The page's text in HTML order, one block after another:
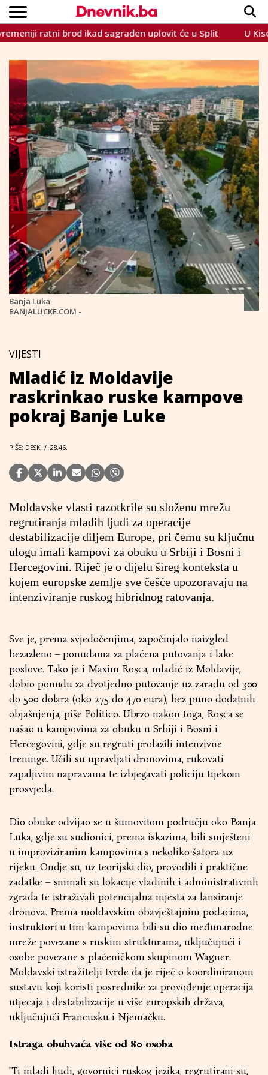
VIJESTI
SPORT
INTERVIEW
TEME
CRNA KRONIKA
LIFESTYLE
Copyright © Dnevnik.ba 2023.
ratni brod ikad sagrađen uplovit će u Split U Kiseljaku
Banja Luka
BANJALUCKE.COM -
VIJESTI
Mladić iz Moldavije
raskrinkao ruske kampove
pokraj Banje Luke
PIŠE: DESK / 28.46.
Moldavske vlasti razotkrile su složenu mrežu
regrutiranja mladih ljudi za operacije
destabilizacije diljem Europe, pri čemu su ključnu
ulogu imali kampovi za obuku u Srbiji i Bosni i
Hercegovini. Riječ je o dijelu šireg konteksta u
kojem europske zemlje sve češće upozoravaju na
intenziviranje ruskog hibridnog ratovanja.
Sve je, prema svjedočenjima, započinjalo naizgled
bezazleno – ponudama za plaćena putovanja i lake
poslove. Tako je i Maxim Roșca, mladić iz Moldavije,
dobio ponudu za dvotjedno putovanje uz zaradu od 300
do 500 dolara (oko 275 do 470 eura), bez puno dodatnih
objašnjenja, piše Politico. Ubrzo nakon toga, Roșca se
našao u kampovima za obuku u Srbiji i Bosni i
Hercegovini, gdje su regruti prolazili intenzivne
treninge. Učili su upravljati dronovima, rukovati
zapaljivim napravama te izbjegavati policiju tijekom
prosvjeda.
Dio obuke odvijao se u šumovitom području oko Banja
Luka, gdje su sudionici, prema iskazima, bili smješteni
u improviziranim kampovima s nekoliko šatora uz
rijeku. Ondje su, uz teorijski dio, provodili i praktične
zadatke – snimali su lokacije vladinih i administrativnih
zgrada te istraživali potencijalna mjesta za lansiranje
dronova. Prema moldavskim obavještajnim podacima,
instruktori u tim kampovima bili su dio međunarodne
mreže povezane s ruskim strukturama, uključujući i
osobe povezane s plaćeničkom skupinom Wagner.
Moldavski istražitelji tvrde da je riječ o koordiniranom
sustavu koji koristi posrednike za provođenje operacija
utjecaja i destabilizacije u više europskih država,
uključujući Francusku i Njemačku.
Istraga obuhvaća više od 80 osoba
"Ti mladi ljudi, govornici ruskog jezika, regrutirani su,